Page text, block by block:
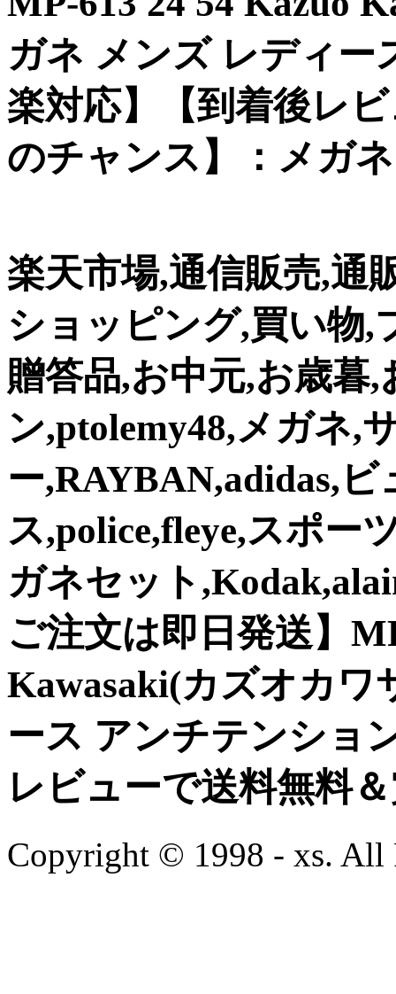
ガネ メンズ レディー
楽対応】【到着後レ
のチャンス】：メガ
楽天市場,通信販売,通
ショッピング,買い物,
贈答品,お中元,お歳暮
ン,ptolemy48,メガネ,
ー,RAYBAN,adidas,
ス,police,fleye,スポー
ガネセット
ご注文は即日発送】
Kawasaki(カズオカワ
ース アンチテンショ
レビューで送料無料
Copyright © 1998 - xs. All